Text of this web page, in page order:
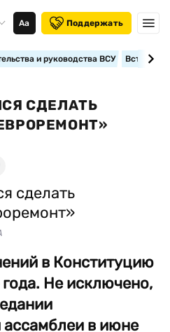
Аа Поддержать
и руководства ВСУ
СДЕЛАТЬ
в Конституцию
Не исключено,
в июне